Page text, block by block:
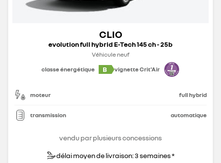
CLIO
evolution full hybrid E-Tech 145 ch - 25b
Véhicule neuf
classe énergétique
B vignette Crit'Air
moteur full hybrid
transmission automatique
vendu par plusieurs concessions
délai moyen de livraison: 3 semaines *